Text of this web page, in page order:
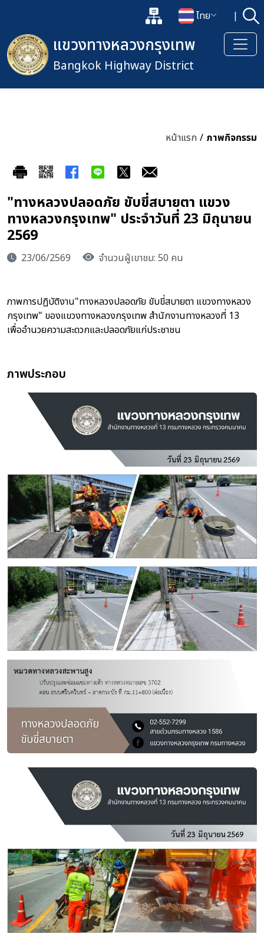
แผนผังเว็บไซต์
เปลี่ยนภาษา
ไทย | ค้
เปิดกล่องค้นหาข้อมูลหลักของเ
แขวงทางหลวงกรุงเทพ
Bangkok Highway District
หน้าแรก / ภาพกิจกรรม
"ทางหลวงปลอดภัย ขับขี่สบายตา แขวง
ทางหลวงกรุงเทพ" ประจำวันที่ 23 มิถุนายน
2569
23/06/2569 จำนวนผู้เขาชม: 50 คน
ภาพการปฏิบัติงาน"ทางหลวงปลอดภัย ขับขี่สบายตา แขวงทางหลวง
กรุงเทพ" ของแขวงทางหลวงกรุงเทพ สำนักงานทางหลวงที่ 13
เพื่ออำนวยความสะดวกและปลอดภัยแก่ประชาชน
ภาพประกอบ